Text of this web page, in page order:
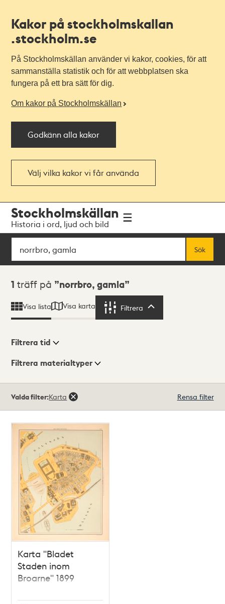
Kakor på stockholmskallan
.stockholm.se
På Stockholmskällan använder vi kakor, cookies, för att
sammanställa statistik och för att webbplatsen ska
fungera på ett bra sätt för dig.
Om kakor på Stockholmskällan
Godkänn alla kakor
Välj vilka kakor vi får använda
navigationen
huvudinnehållet
Stockholmskällan
Historia i ord, ljud och bild
Sök
Sök
Sökresultat
1 träff på norrbro, gamla
Visa lista Visa karta Filtrera
Visningsläge
Filtrera tid
Filtrera materialtyper
träffar
Valda filter:Karta Rensa filter
Karta "Bladet
Staden inom
Broarne" 1899